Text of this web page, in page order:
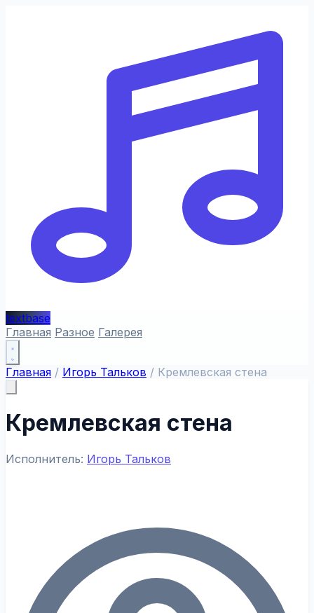
textbase
Главная Разное Галерея
Главная / Игорь Тальков / Кремлевская стена
Кремлевская стена
Исполнитель: Игорь Тальков